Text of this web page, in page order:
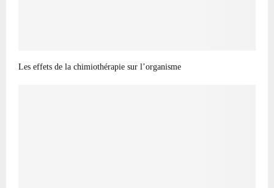
Les effets de la chimiothérapie sur l’organisme